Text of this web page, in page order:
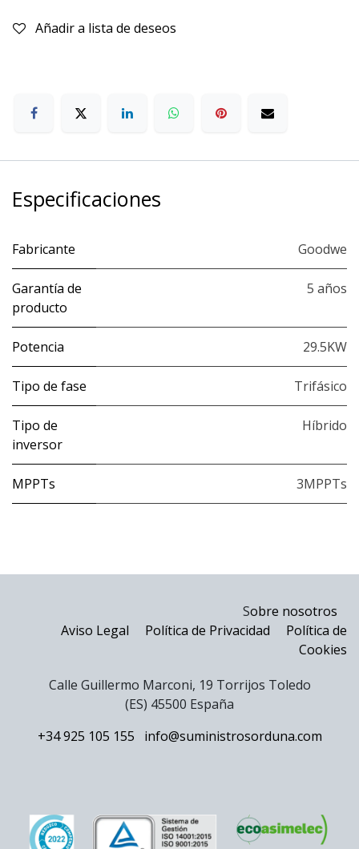
Añadir a lista de deseos
Especificaciones
Fabricante Goodwe
Garantía de
producto
5 años
Potencia 29.5KW
Tipo de fase Trifásico
Tipo de
inversor
Híbrido
MPPTs 3MPPTs
Sobre nosotros
Aviso Legal
Política de Privacidad
Política de
Cookies
Calle Guillermo Marconi, 19 Torrijos Toledo
(ES) 45500 España
+34 925 105 155
info@suministrosorduna.com